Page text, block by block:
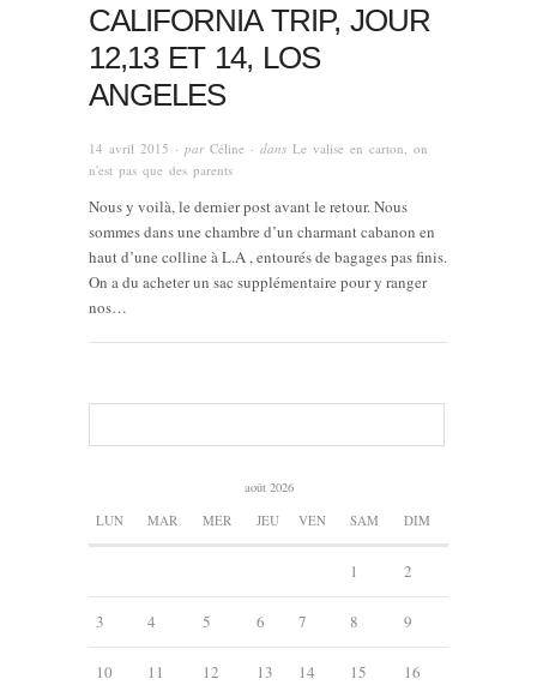
CALIFORNIA TRIP, JOUR
12,13 ET 14, LOS
ANGELES
14 avril 2015 · par Céline · dans Le valise en carton, on
n'est pas que des parents
Nous y voilà, le dernier post avant le retour. Nous
sommes dans une chambre d’un charmant cabanon en
haut d’une colline à L.A , entourés de bagages pas finis.
On a du acheter un sac supplémentaire pour y ranger
nos…
août 2026
LUN MAR MER JEU VEN SAM DIM
1 2
3 4 5 6 7 8 9
10 11 12 13 14 15 16